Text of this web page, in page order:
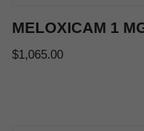
MELOXICAM 1
$1,065.00